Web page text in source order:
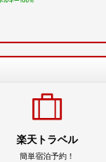
楽天トラベル
簡単宿泊予約！